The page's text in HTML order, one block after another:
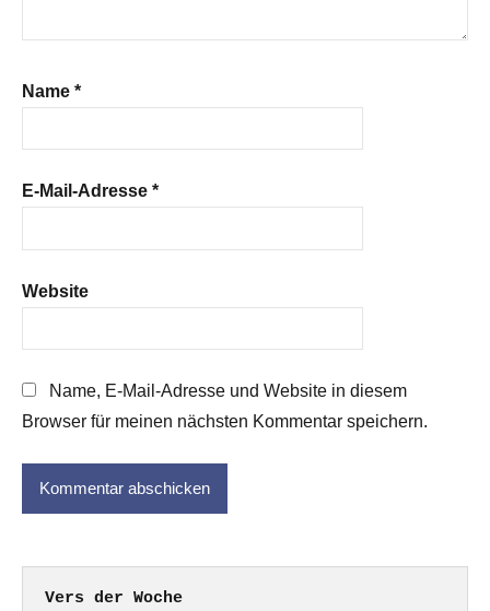
Name *
E-Mail-Adresse *
Website
Name, E-Mail-Adresse und Website in diesem
Browser für meinen nächsten Kommentar speichern.
Vers der Woche